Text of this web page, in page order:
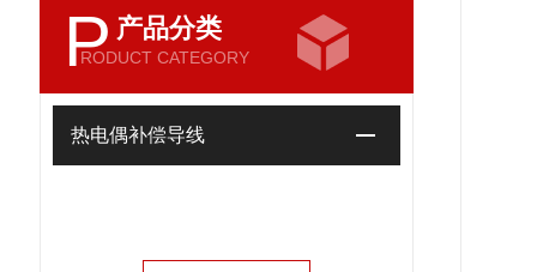
P 产品分类
RODUCT CATEGORY
热电偶补偿导线